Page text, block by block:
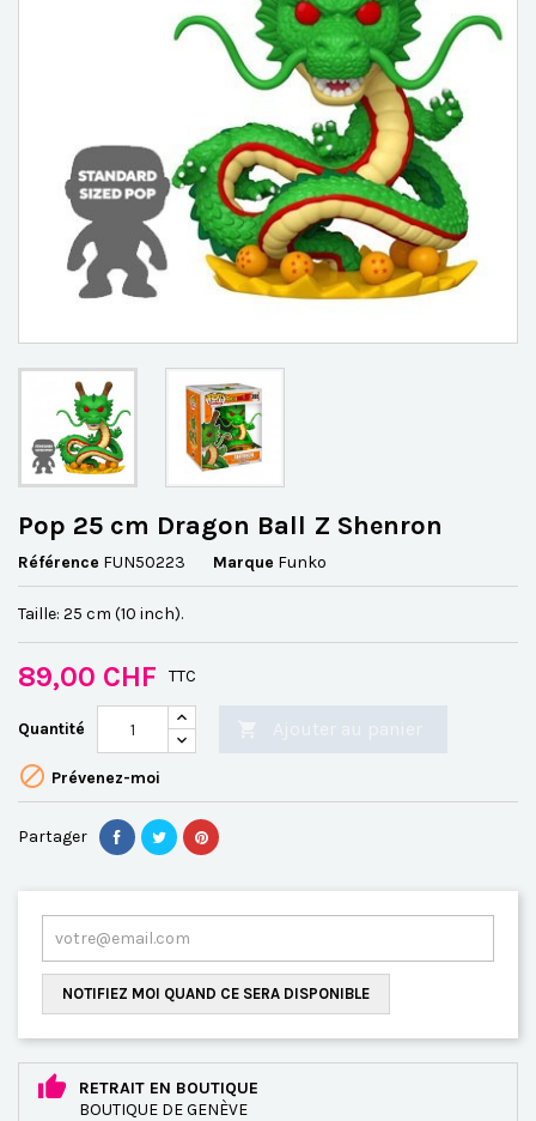
Pop 25 cm Dragon Ball Z Shenron
Référence FUN50223 Marque Funko
Taille: 25 cm (10 inch).
89,00 CHF TTC
Quantité
 Prévenez-moi
Partager
NOTIFIEZ MOI QUAND CE SERA DISPONIBLE
RETRAIT EN BOUTIQUE
BOUTIQUE DE GENÈVE